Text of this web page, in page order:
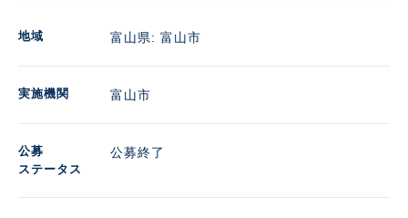
地域 富山県: 富山市
実施機関 富山市
公募
ステータス
公募終了